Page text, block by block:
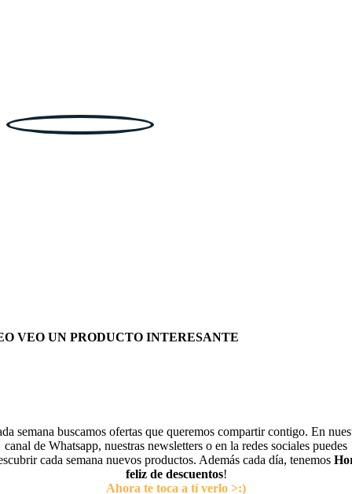
VEO UN PRODUCTO INTERESANTE
semana buscamos ofertas que queremos compartir contigo. En
canal de Whatsapp, nuestras newsletters o en la redes sociales puedes
cada semana nuevos productos. Además cada día, tenemos
feliz de descuentos!
Ahora te toca a tí verlo >:)